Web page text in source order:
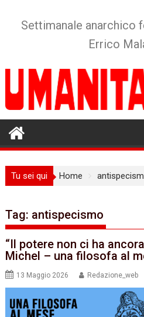
Settimanale anarchico
Errico
Tu sei qui Home
Tag: antispecismo
“Il potere non ci ha
Michel – una filosofa al
13 Maggio 2026 Redazione_web